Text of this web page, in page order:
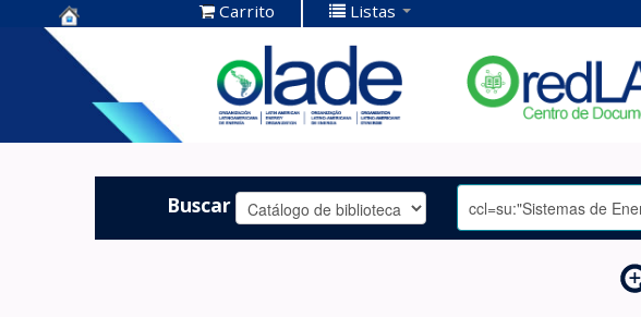
Centro de
Documentación
OLADE -
Carrito Listas
Buscar